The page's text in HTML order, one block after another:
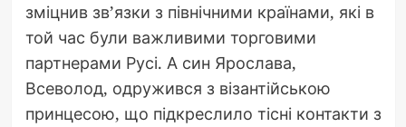
зміцнив зв’язки з північними країнами, які в
той час були важливими торговими
партнерами Русі. А син Ярослава,
Всеволод, одружився з візантійською
принцесою, що підкреслило тісні контакти з